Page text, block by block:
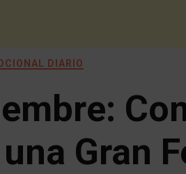
DIARIO
Gran